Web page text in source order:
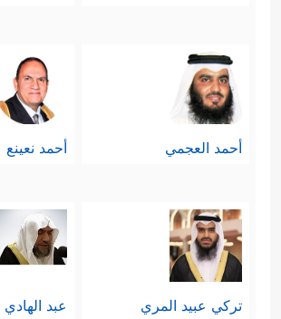
أحمد العجمي أحمد نعينع
تركي عبيد المري عبد